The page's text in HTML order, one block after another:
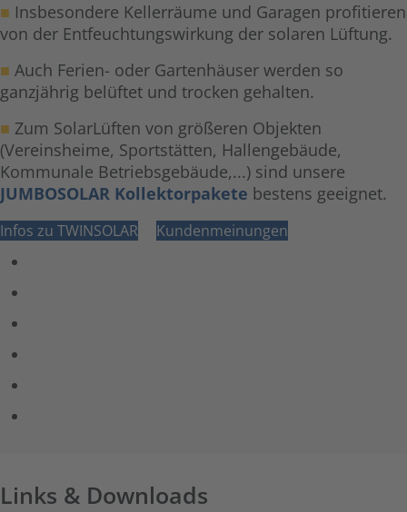
■ Insbesondere Kellerräume und Garagen profitieren
von der Entfeuchtungswirkung der solaren Lüftung.
■ Auch Ferien- oder Gartenhäuser werden so
ganzjährig belüftet und trocken gehalten.
■ Zum SolarLüften von größeren Objekten
(Vereinsheime, Sportstätten, Hallengebäude,
Kommunale Betriebsgebäude,...) sind unsere
JUMBOSOLAR Kollektorpakete bestens geeignet.
Infos zu TWINSOLAR Kundenmeinungen
Links & Downloads